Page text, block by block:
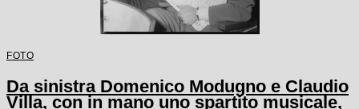
FOTO
Da sinistra Domenico Modugno e Claudio
Villa, con in mano uno spartito musicale,